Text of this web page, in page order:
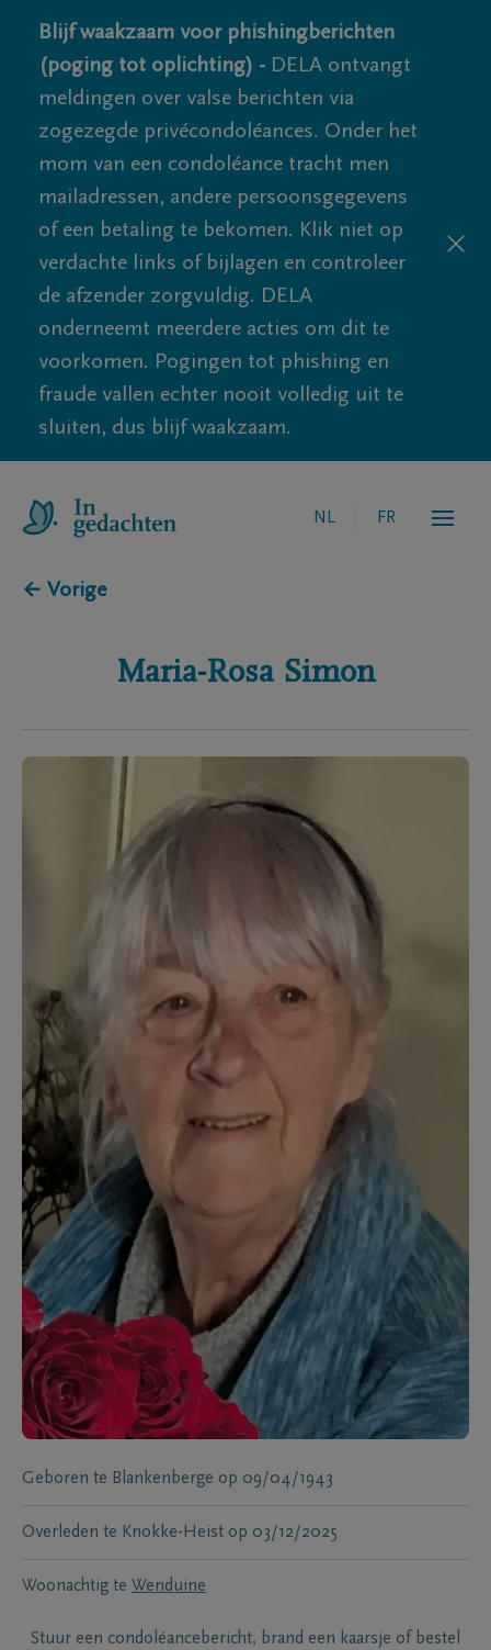
Blijf waakzaam voor phishingberichten
(poging tot oplichting) - DELA ontvangt
meldingen over valse berichten via
zogezegde privécondoléances. Onder het
mom van een condoléance tracht men
mailadressen, andere persoonsgegevens
of een betaling te bekomen. Klik niet op
verdachte links of bijlagen en controleer
de afzender zorgvuldig. DELA
onderneemt meerdere acties om dit te
voorkomen. Pogingen tot phishing en
fraude vallen echter nooit volledig uit te
sluiten, dus blijf waakzaam.
NL FR
← Vorige
Maria-Rosa Simon
Geboren te Blankenberge op 09/04/1943
Overleden te Knokke-Heist op 03/12/2025
Woonachtig te Wenduine
Stuur een condoléancebericht, brand een kaarsje of bestel